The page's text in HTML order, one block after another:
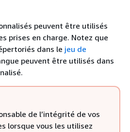
peuvent être utilisés
prises en charge. Notez que
dans le jeu de
peuvent être utilisés dans
de l’intégrité de vos
lorsque vous les utilisez